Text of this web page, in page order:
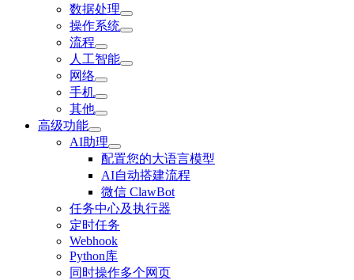
数据处理
操作系统
流程
人工智能
网络
手机
其他
高级功能
AI助理
配置您的大语言模型
AI自动搭建流程
微信 ClawBot
任务中心及执行器
定时任务
Webhook
Python库
同时操作多个网页